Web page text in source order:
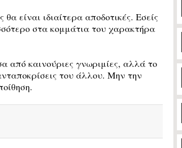
είναι ιδιαίτερα αποδοτικές. Εσείς
στα κομμάτια του χαρακτήρα
από καινούριες γνωριμίες, αλλά το
του άλλου. Μην την